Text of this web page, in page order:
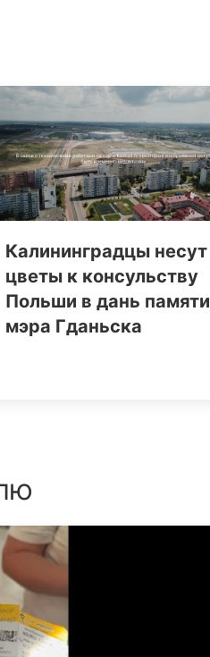
Калининградцы несут
цветы к консульству
Польши в дань памяти
мэра Гданьска